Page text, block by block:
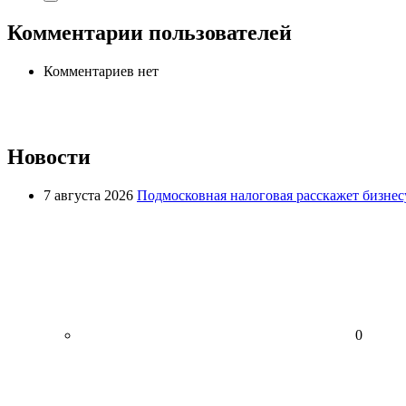
Комментарии пользователей
Комментариев нет
Новости
7 августа 2026 Подмосковная налоговая расскажет
0